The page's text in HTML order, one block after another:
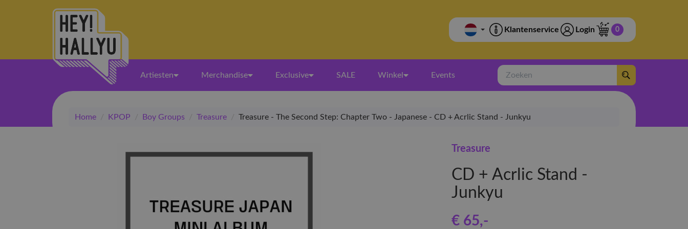
Klantenservice Login 0
Artiesten Merchandise Exclusive SALE Winkel Events
Zoeken
Home / KPOP / Boy Groups / Treasure / Treasure - The Second Step: Chapter Two - Japanese - CD + Acrlic Stand - Junkyu
Treasure
CD + Acrlic Stand -
Junkyu
€ 65,-